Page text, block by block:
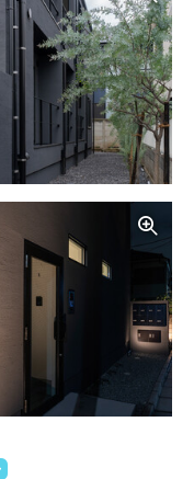
大する